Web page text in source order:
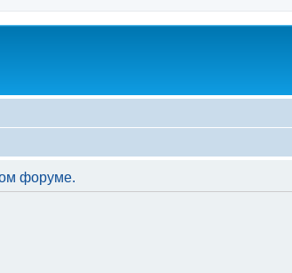
форуме.